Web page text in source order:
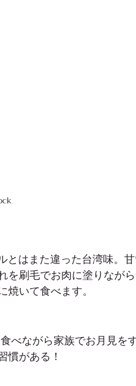
とはまた違った台湾味。
を刷毛でお肉に塗りなが
いて食べます。
べながら家族でお月見を
がある！